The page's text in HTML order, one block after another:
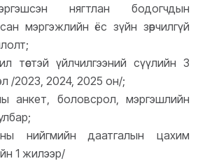
нягтлан бодогчдын
мэргэжлийн ёс зүйн зөрчилгүй
төстэй үйлчилгээний сүүлийн 3
/2023, 2024, 2025 он/;
анкет, боловсрол, мэргэшлийн
нийгмийн даатгалын цахим
1 жилээр/